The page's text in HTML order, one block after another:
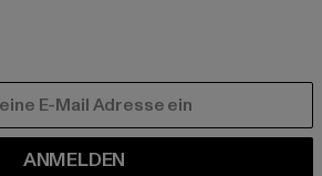
ANMELDEN